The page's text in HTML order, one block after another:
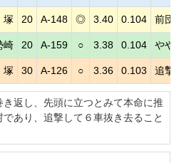
20 A-148 ◎ 3.40 0.104 前団
崎 20 A-159 ○ 3.38 0.104 やや
30 A-126 ○ 3.36 0.103 追撃
返し、先頭に立つとみて本命に推
あり、追撃して６車抜き去ること